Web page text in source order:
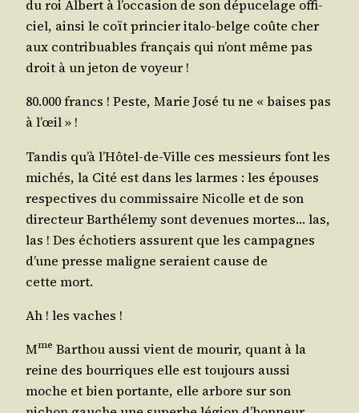
du roi Albert à l’oc­ca­sion de son dépu­ce­lage offi­
ciel, ain­si le coït prin­cier ita­lo-belge coûte cher
aux contri­buables fran­çais qui n’ont même pas
droit à un jeton de voyeur !
80.000 francs ! Peste, Marie José tu ne « baises pas
à l’œil » !
Tan­dis qu’à l’Hô­tel-de-Ville ces mes­sieurs font les
michés, la Cité est dans les larmes : les épouses
res­pec­tives du com­mis­saire Nicolle et de son
direc­teur Bar­thé­le­my sont deve­nues mortes… las,
las ! Des écho­tiers assurent que les cam­pagnes
d’une presse maligne seraient cause de
cette mort.
Ah ! les vaches !
Mme Bar­thou aus­si vient de mou­rir, quant à la
reine des bour­riques elle est tou­jours aus­si
moche et bien por­tante, elle arbore sur son